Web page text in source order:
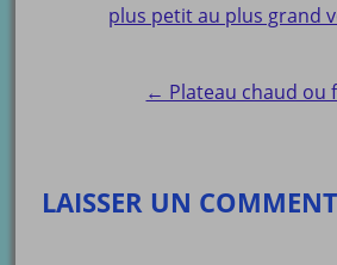
navigation
plus petit au plus grand
← Plateau chaud ou
LAISSER UN